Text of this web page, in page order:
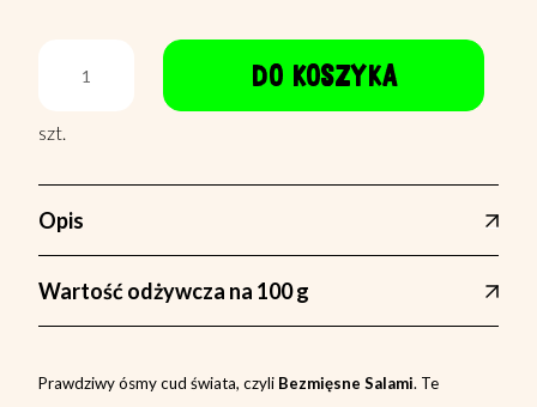
szt.
DO KOSZYKA
Opis
Wartość odżywcza na 100 g
Prawdziwy ósmy cud świata, czyli Bezmięsne Salami. Te